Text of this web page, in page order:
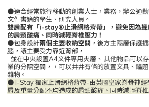
●適合經常旅行移動的創業人士，業務，辦公通
文件書籍的學生、研究人員。
雙肩配有「i-stay®止滑網格背帶」，避免因為聳
的肩頸酸痛、同時減輕脊椎壓力！
●包身設計兩個主要收納空間 ，後方主隔層保護
腦，讓主要受力靠近背部，
並在中央設置A4文件專用夾層、 其他物品可以
業的分隔空間，，可以井井有條的放置文具、鑰
雜物。
● I-Stay 獨家止滑網格背帶-由英國皇家脊骨神經
肩及重量分配不均造成的肩頸酸痛、同時減輕脊椎